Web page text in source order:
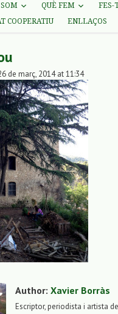
QUÈ FEM
FES-
COOPERATIU
ENLLAÇOS
de març, 2014 at 11:34
Author:Xavier Borràs
Escriptor, periodista i artista